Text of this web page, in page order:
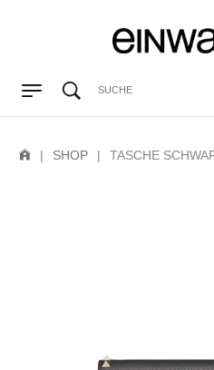
| SHOP | TASCHE